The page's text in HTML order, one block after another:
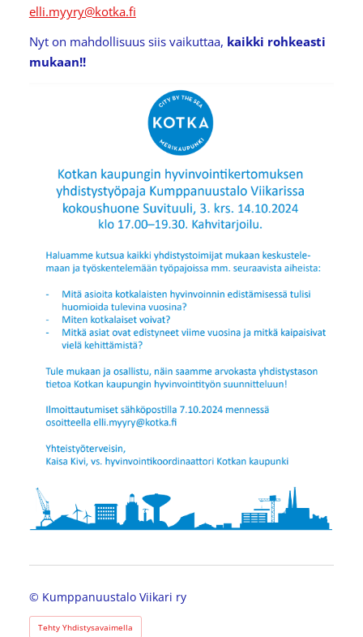
elli.myyry@kotka.fi
Nyt on mahdollisuus siis vaikuttaa, kaikki rohkeasti
mukaan!!
© Kumppanuustalo Viikari ry
Tehty Yhdistysavaimella